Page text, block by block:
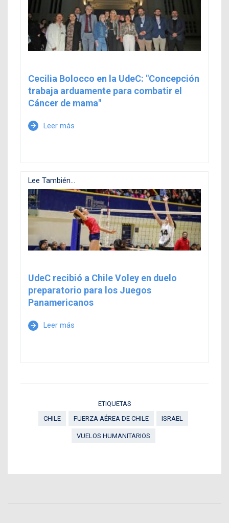
Cecilia Bolocco en la UdeC: "Concepción
trabaja arduamente para combatir el
Cáncer de mama"
arrow_forward Leer más
Lee También...
UdeC recibió a Chile Voley en duelo
preparatorio para los Juegos
Panamericanos
arrow_forward Leer más
ETIQUETAS
CHILE
FUERZA AÉREA DE CHILE ISRAEL
VUELOS HUMANITARIOS